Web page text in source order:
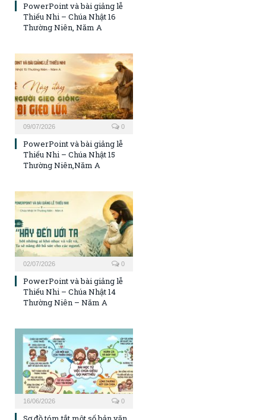
PowerPoint và bài giảng lễ
Thiếu Nhi – Chúa Nhật 16
Thường Niên, Năm A
09/07/2026 0
PowerPoint và bài giảng lễ
Thiếu Nhi – Chúa Nhật 15
Thường Niên,Năm A
02/07/2026 0
PowerPoint và bài giảng lễ
Thiếu Nhi – Chúa Nhật 14
Thường Niên – Năm A
16/06/2026 0